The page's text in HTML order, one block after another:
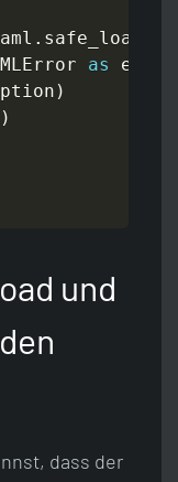
. safe_load
as
)
)
und
dass der